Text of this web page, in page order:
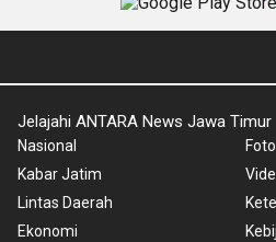
Jelajahi ANTARA News Jawa Timur
Nasional
Kabar Jatim
Lintas Daerah
Ekonomi
Foto